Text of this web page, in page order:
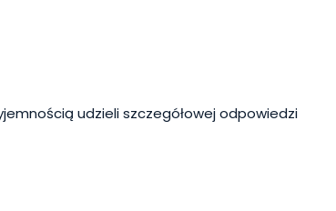
udzieli szczegółowej odpowiedzi